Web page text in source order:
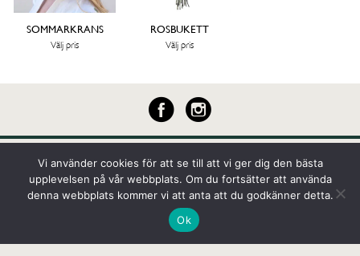
SOMMARKRANS
Välj pris
ROSBUKETT
Välj pris
Fröken Knopp i Norrtälje AB, Tullportsgatan 10, 761 30 Norrtälje
-Telefon:0176-101 59- Mejl:info@frokenknopp.se
Vi använder cookies för att se till att vi ger dig den bästa
upplevelsen på vår webbplats. Om du fortsätter att använda
denna webbplats kommer vi att anta att du godkänner detta.
Ok